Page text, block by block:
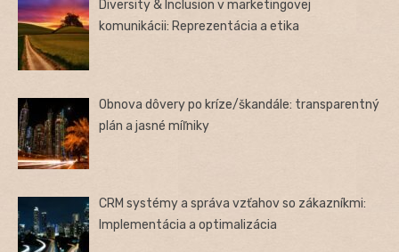
Diversity & Inclusion v marketingovej
komunikácii: Reprezentácia a etika
Obnova dôvery po kríze/škandále: transparentný
plán a jasné míľniky
CRM systémy a správa vzťahov so zákazníkmi:
Implementácia a optimalizácia